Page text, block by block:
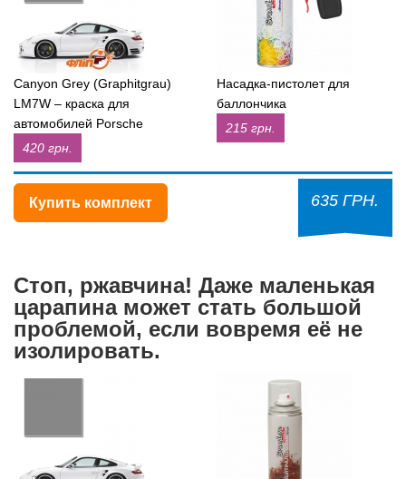
Canyon Grey (Graphitgrau)
LM7W – краска для
автомобилей Porsche
420 грн.
Насадка-пистолет для
баллончика
215 грн.
Купить комплект 635 ГРН.
Стоп, ржавчина! Даже маленькая
царапина может стать большой
проблемой, если вовремя её не
изолировать.